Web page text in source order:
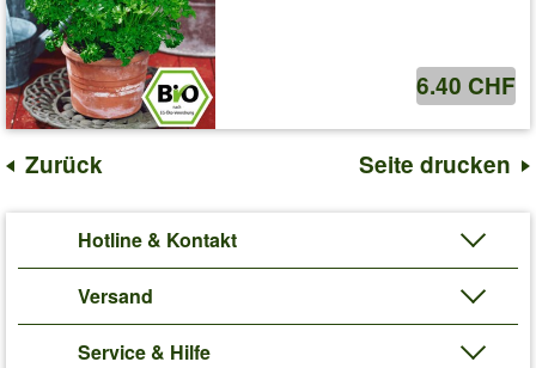
6.40 CHF
Zurück Seite drucken
Hotline & Kontakt
Versand
Service & Hilfe